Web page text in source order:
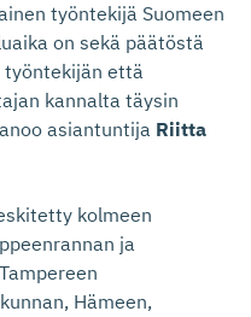
työntekijä Suomeen
on sekä päätöstä
työntekijän että
kannalta täysin
asiantuntija Riitta
kolmeen
ja
Hämeen,